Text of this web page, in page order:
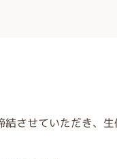
させていただき、